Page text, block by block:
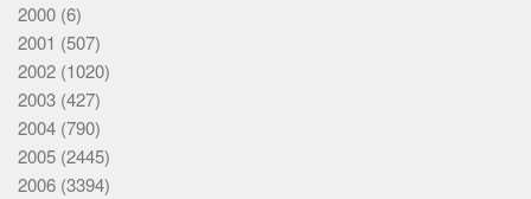
2000 (6)
2001 (507)
2002 (1020)
2003 (427)
2004 (790)
2005 (2445)
2006 (3394)